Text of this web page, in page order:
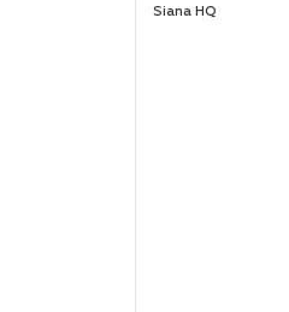
Siana HQ